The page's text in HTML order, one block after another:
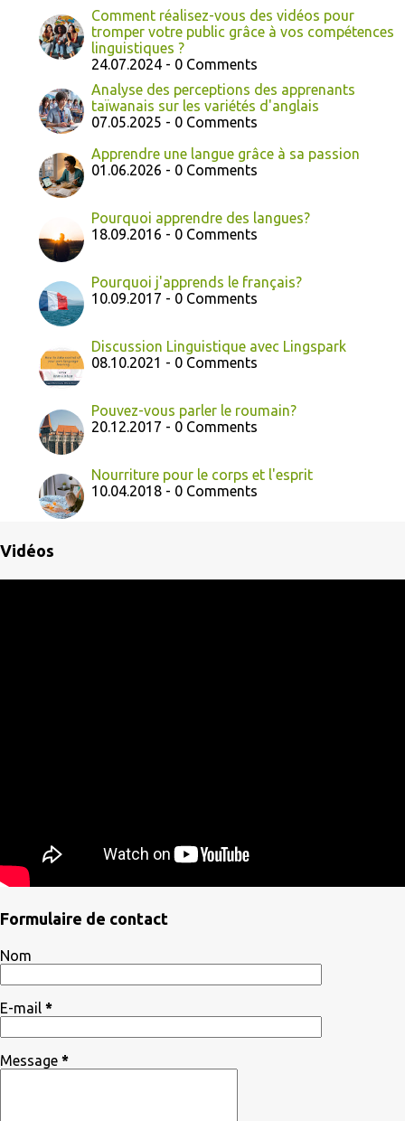
Comment réalisez-vous des vidéos pour
tromper votre public grâce à vos compétences
linguistiques ?
24.07.2024 - 0 Comments
Analyse des perceptions des apprenants
taïwanais sur les variétés d'anglais
07.05.2025 - 0 Comments
Apprendre une langue grâce à sa passion
01.06.2026 - 0 Comments
Pourquoi apprendre des langues?
18.09.2016 - 0 Comments
Pourquoi j'apprends le français?
10.09.2017 - 0 Comments
Discussion Linguistique avec Lingspark
08.10.2021 - 0 Comments
Pouvez-vous parler le roumain?
20.12.2017 - 0 Comments
Nourriture pour le corps et l'esprit
10.04.2018 - 0 Comments
Vidéos
Formulaire de contact
Nom
E-mail *
Message *